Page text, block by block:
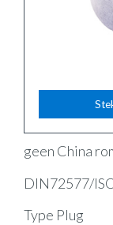
geen China
DIN72577/
Type Plug